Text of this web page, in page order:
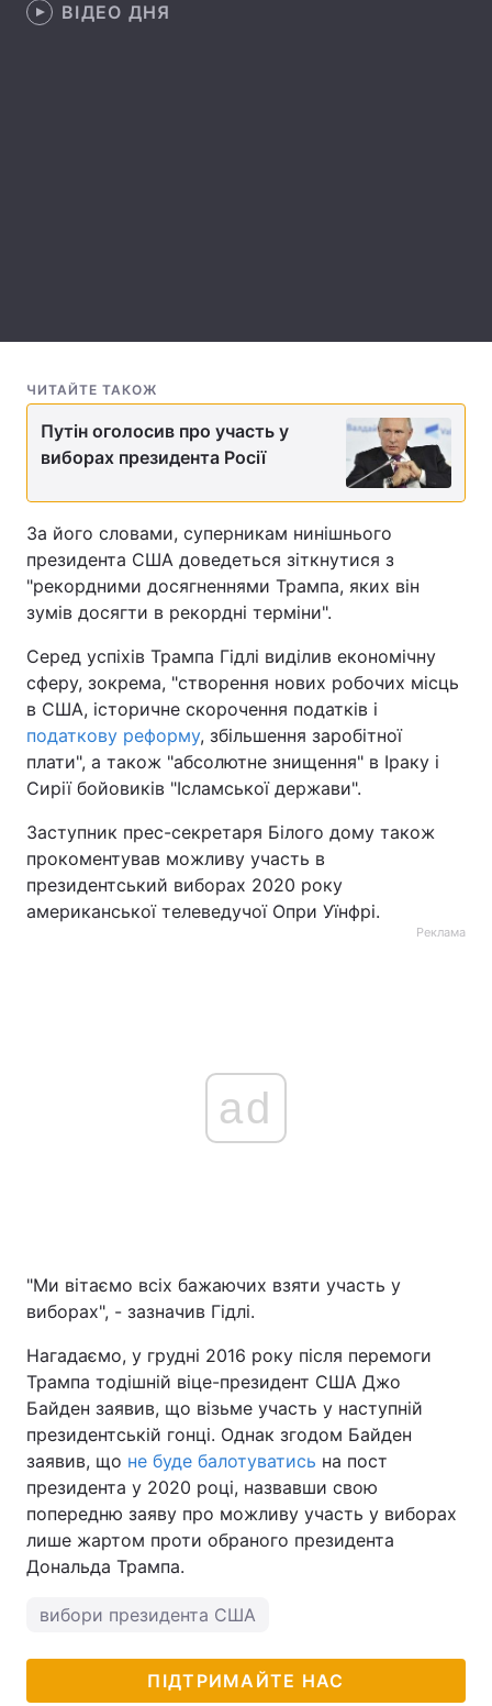
Техно і зв'язок
Інтерв'ю
Архів Вакансії
Послуги
Тема оформлення
ВІДЕО ДНЯ
ЧИТАЙТЕ ТАКОЖ
Путін оголосив про участь у
виборах президента Росії
За його словами, суперникам нинішнього
президента США доведеться зіткнутися з
"рекордними досягненнями Трампа, яких він
зумів досягти в рекордні терміни".
Серед успіхів Трампа Гідлі виділив економічну
сферу, зокрема, "створення нових робочих місць
в США, історичне скорочення податків і
податкову реформу, збільшення заробітної
плати", а також "абсолютне знищення" в Іраку і
Сирії бойовиків "Ісламської держави".
Заступник прес-секретаря Білого дому також
прокоментував можливу участь в
президентський виборах 2020 року
американської телеведучої Опри Уїнфрі.
Реклама
ad
"Ми вітаємо всіх бажаючих взяти участь у
виборах", - зазначив Гідлі.
Нагадаємо, у грудні 2016 року після перемоги
Трампа тодішній віце-президент США Джо
Байден заявив, що візьме участь у наступній
президентській гонці. Однак згодом Байден
заявив, що не буде балотуватись на пост
президента у 2020 році, назвавши свою
попередню заяву про можливу участь у виборах
лише жартом проти обраного президента
Дональда Трампа.
вибори президента США
ПІДТРИМАЙТЕ НАС